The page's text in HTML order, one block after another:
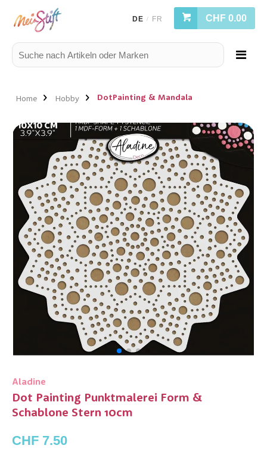
DE / FR CHF 0.00
Home Hobby DotPainting & Mandala
Aladine
Dot Painting Punktmalerei Form &
Schablone Stern 10cm
CHF 7.50